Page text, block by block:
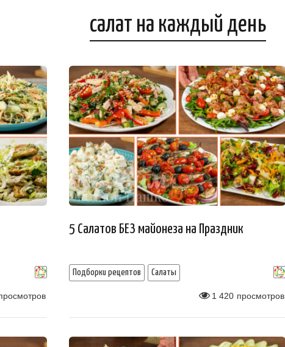
салат на каждый день
5 Салатов БЕЗ майонеза на Праздник
Подборки рецептов Салаты
1 420 просмотров